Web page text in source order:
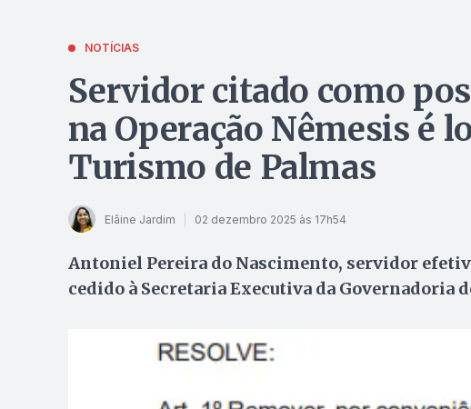
NOTÍCIAS
Servidor citado como
na Operação Nêmesis é
Turismo de Palmas
Elâine Jardim 02 dezembro 2025 às 17h54
Antoniel Pereira do Nascimento, servidor
cedido à Secretaria Executiva da